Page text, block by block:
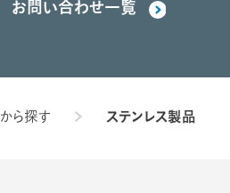
お問い合わせ一覧
ら探す ステンレス製品